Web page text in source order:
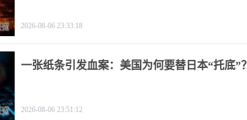
2026-08-06 23:33:18
一张纸条引发血案：美国为何要替日本“托底”？
2026-08-06 23:51:12